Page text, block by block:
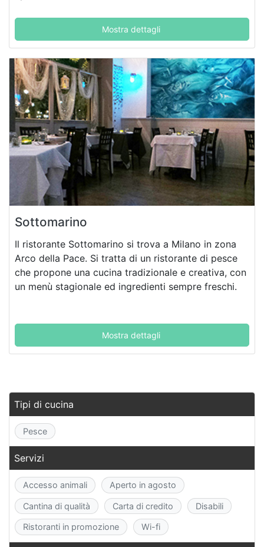
Mostra dettagli
Sottomarino
Il ristorante Sottomarino si trova a Milano in zona
Arco della Pace. Si tratta di un ristorante di pesce
che propone una cucina tradizionale e creativa, con
un menù stagionale ed ingredienti sempre freschi.
Mostra dettagli
Tipi di cucina
Pesce
Servizi
Accesso animali Aperto in agosto
Cantina di qualità Carta di credito Disabili
Ristoranti in promozione Wi-fi